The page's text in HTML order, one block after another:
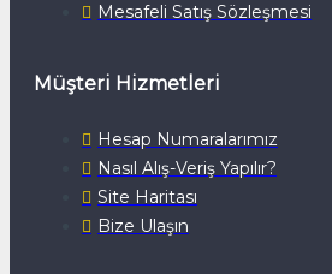
Mesafeli Satış Sözleşmesi
Müşteri Hizmetleri
Hesap Numaralarımız
Nasıl Alış-Veriş Yapılır?
Site Haritası
Bize Ulaşın